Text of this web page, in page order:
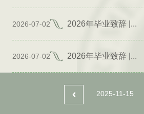
2026-07-02 2026年毕业致辞 |...
2026-07-02 2026年毕业致辞 |...
2025-11-15